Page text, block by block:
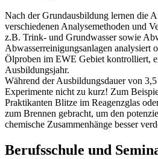
Nach der Grundausbildung lernen die
verschiedenen Analysemethoden und
z.B. Trink- und Grundwasser sowie
Abwasserreinigungsanlagen analysiert
Ölproben im EWE Gebiet kontrolliert,
Ausbildungsjahr.
Während der Ausbildungsdauer von
Experimente nicht zu kurz! Zum
Praktikanten Blitze im Reagenzglas
zum Brennen gebracht, um den
chemische Zusammenhänge besser
Berufsschule und